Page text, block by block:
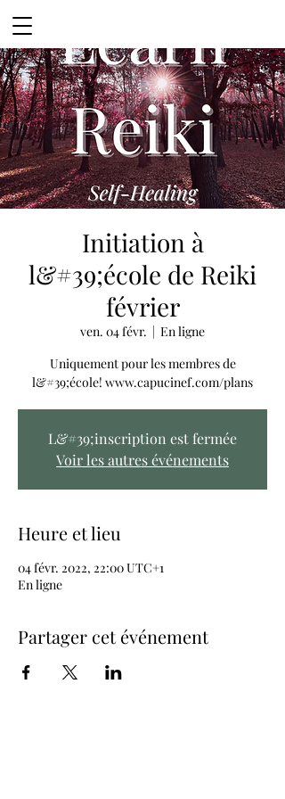
Initiation à
l&#39;école de Reiki
février
ven. 04 févr.
  |
En ligne
Uniquement pour les membres de
l&#39;école! www.capucinef.com/plans
L&#39;inscription est fermée
Voir les autres événements
Heure et lieu
04 févr. 2022, 22:00 UTC+1
En ligne
Partager cet événement